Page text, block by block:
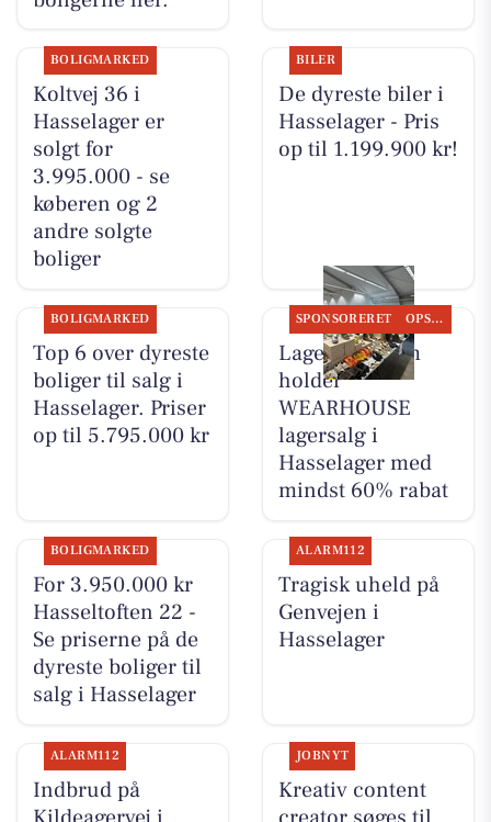
BOLIGMARKED
Koltvej 36 i
Hasselager er
solgt for
3.995.000 - se
køberen og 2
andre solgte
boliger
BILER
De dyreste biler i
Hasselager - Pris
op til 1.199.900 kr!
BOLIGMARKED
Top 6 over dyreste
boliger til salg i
Hasselager. Priser
op til 5.795.000 kr
SPONSORERET OPSLAGSTAVLEN
Lagersalg.com
holder
WEARHOUSE
lagersalg i
Hasselager med
mindst 60% rabat
BOLIGMARKED
For 3.950.000 kr
Hasseltoften 22 -
Se priserne på de
dyreste boliger til
salg i Hasselager
ALARM112
Tragisk uheld på
Genvejen i
Hasselager
ALARM112
Indbrud på
JOBNYT
Kreativ content